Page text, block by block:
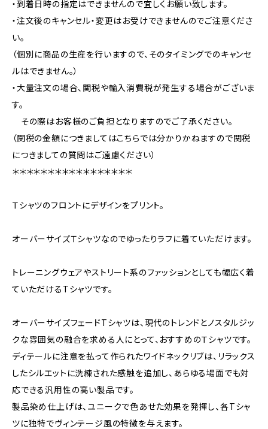
・到着日時の指定はできませんので宜しくお願い致します。
・注文後のキャンセル・変更はお受けできませんのでご注意くださ
い。
（個別に商品の生産を行いますので、そのタイミングでのキャンセ
ルはできません。）
・大量注文の場合、関税や輸入消費税が発生する場合がございま
す。
その際はお客様のご負担となりますのでご了承ください。
（関税の金額につきましてはこちらでは分かりかねますので関税
につきましての質問はご遠慮ください）
＊＊＊＊＊＊＊＊＊＊＊＊＊＊＊＊＊
Ｔシャツのフロントにデザインをプリント。
オーバーサイズＴシャツなのでゆったりラフに着ていただけます。
トレーニングウェアやストリート系のファッションとしても幅広く着
ていただけるTシャツです。
オーバーサイズフェードTシャツは、現代のトレンドとノスタルジッ
クな雰囲気の融合を求める人にとって、おすすめのＴシャツです。
ディテールに注意を払って作られたワイドネックリブは、リラックス
したシルエットに洗練された感触を追加し、あらゆる場面でも対
応できる汎用性の高い製品です。
製品染め仕上げは、ユニークで色あせた効果を発揮し、各Tシャ
ツに独特でヴィンテージ風の特徴を与えます。